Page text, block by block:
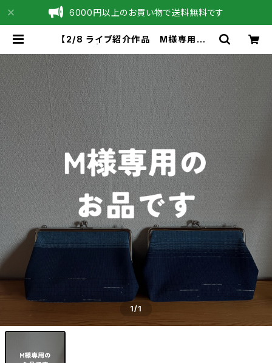
6000円以上のお買い物で送料無料です
【2/8 ライブ紹介作品 M様専用品】
1/1